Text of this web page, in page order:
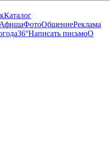
Каталог
АфишаФотоОбщениеРеклама
36°Написать письмоО